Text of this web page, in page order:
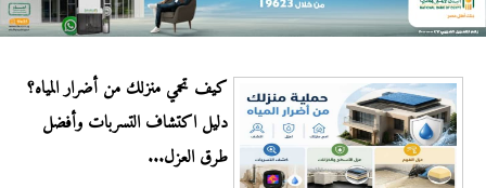
كيف تحمي منزلك من أضرار المياه؟
دليل اكتشاف التسربات وأفضل
طرق العزل...